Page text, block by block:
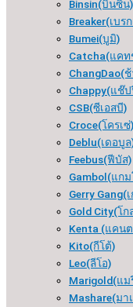
Binsin(บินซิน)
Breaker(เบร
Bumei(บูมิ)
Catcha(แคท
ChangDao(
Chappy(แช๊
CSB(ซีเอสบี)
Croce(โครเซ่)
Deblu(เดอบูล
Feebus(ฟีบัส)
Gambol(แก
Gerry Gang(
Gold City(โ
Kenta (แคน
Kito(กีโต้)
Leo(ลีโอ)
Marigold(แม
Mashare(มา